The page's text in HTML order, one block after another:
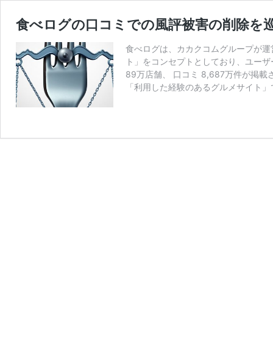
食べログの口コミでの風評被害の削除を
食べログは、カカクコムグループが
ト」をコンセプトとしており、ユー
89万店舗、 口コミ 8,687万件が掲載
「利用した経験のあるグルメサイト